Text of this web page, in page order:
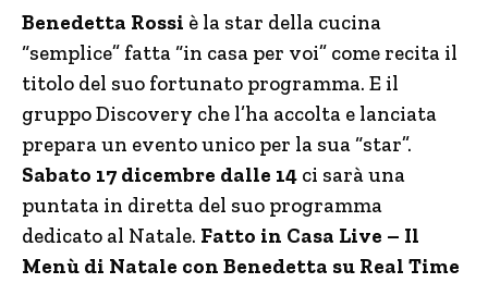
Benedetta Rossi è la star della cucina
“semplice” fatta “in casa per voi” come recita il
titolo del suo fortunato programma. E il
gruppo Discovery che l’ha accolta e lanciata
prepara un evento unico per la sua “star”.
Sabato 17 dicembre dalle 14 ci sarà una
puntata in diretta del suo programma
dedicato al Natale. Fatto in Casa Live – Il
Menù di Natale con Benedetta su Real Time